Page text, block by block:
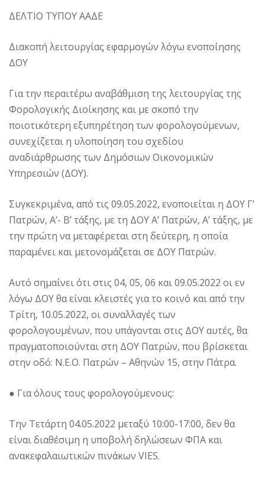
ΔΕΛΤΙΟ ΤΥΠΟΥ ΑΑΔΕ
Διακοπή λειτουργίας εφαρμογών λόγω ενοποίησης
ΔΟΥ
Για την περαιτέρω αναβάθμιση της λειτουργίας της
Φορολογικής Διοίκησης και με σκοπό την
ποιοτικότερη εξυπηρέτηση των φορολογούμενων,
συνεχίζεται η υλοποίηση του σχεδίου
αναδιάρθρωσης των Δημόσιων Οικονομικών
Υπηρεσιών (ΔΟΥ).
Συγκεκριμένα, από τις 09.05.2022, ενοποιείται η ΔΟΥ Γ’
Πατρών, Α’- Β’ τάξης, με τη ΔΟΥ Α’ Πατρών, Α’ τάξης, με
την πρώτη να μεταφέρεται στη δεύτερη, η οποία
παραμένει και μετονομάζεται σε ΔΟΥ Πατρών.
Αυτό σημαίνει ότι στις 04, 05, 06 και 09.05.2022 οι εν
λόγω ΔΟΥ θα είναι κλειστές για το κοινό και από την
Τρίτη, 10.05.2022, οι συναλλαγές των
φορολογουμένων, που υπάγονται στις ΔΟΥ αυτές, θα
πραγματοποιούνται στη ΔΟΥ Πατρών, που βρίσκεται
στην οδό: Ν.Ε.Ο. Πατρών – Αθηνών 15, στην Πάτρα.
● Για όλους τους φορολογούμενους:
Την Τετάρτη 04.05.2022 μεταξύ 10:00-17:00, δεν θα
είναι διαθέσιμη η υποβολή δηλώσεων ΦΠΑ και
ανακεφαλαιωτικών πινάκων VIES.